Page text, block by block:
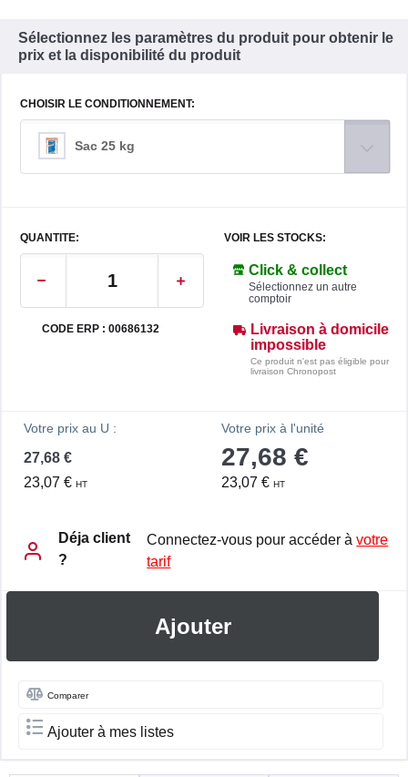
Sélectionnez les paramètres du produit pour obtenir le
prix et la disponibilité du produit
CHOISIR LE CONDITIONNEMENT:
Sac 25 kg
QUANTITE:
CODE ERP : 00686132
VOIR LES STOCKS:
Click & collect
Sélectionnez un autre
comptoir
Livraison à domicile
impossible
Ce produit n'est pas éligible pour
livraison Chronopost
Votre prix au U :
27,68 €
23,07 € HT
Votre prix à l'unité
27,68 €
23,07 € HT
Déja client
?
Connectez-vous pour accéder àvotre
tarif
Ajouter
Comparer
Ajouter à mes listes